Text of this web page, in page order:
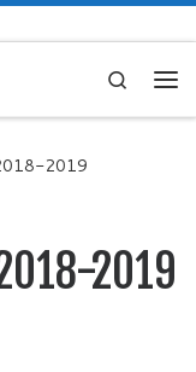
Search
2019
2019